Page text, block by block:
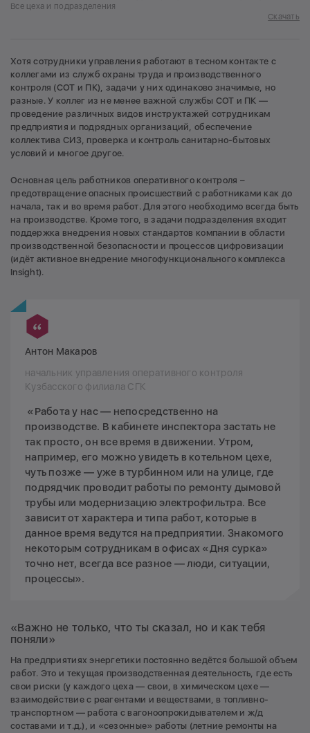
Все цеха и подразделения
Скачать
Хотя сотрудники управления работают в тесном контакте с
коллегами из служб охраны труда и производственного
контроля (СОТ и ПК), задачи у них одинаково значимые, но
разные. У коллег из не менее важной службы СОТ и ПК —
проведение различных видов инструктажей сотрудникам
предприятия и подрядных организаций, обеспечение
коллектива СИЗ, проверка и контроль санитарно-бытовых
условий и многое другое.
Основная цель работников оперативного контроля –
предотвращение опасных происшествий с работниками как до
начала, так и во время работ. Для этого необходимо всегда быть
на производстве. Кроме того, в задачи подразделения входит
поддержка внедрения новых стандартов компании в области
производственной безопасности и процессов цифровизации
(идёт активное внедрение многофункционального комплекса
Insight).
Антон Макаров
начальник управления оперативного контроля
Кузбасского филиала СГК
«Работа у нас — непосредственно на
производстве. В кабинете инспектора застать не
так просто, он все время в движении. Утром,
например, его можно увидеть в котельном цехе,
чуть позже — уже в турбинном или на улице, где
подрядчик проводит работы по ремонту дымовой
трубы или модернизацию электрофильтра. Все
зависит от характера и типа работ, которые в
данное время ведутся на предприятии. Знакомого
некоторым сотрудникам в офисах «Дня сурка»
точно нет, всегда все разное — люди, ситуации,
процессы».
«Важно не только, что ты сказал, но и как тебя
поняли»
На предприятиях энергетики постоянно ведётся большой объем
работ. Это и текущая производственная деятельность, где есть
свои риски (у каждого цеха — свои, в химическом цехе —
взаимодействие с реагентами и веществами, в топливно-
транспортном — работа с вагоноопрокидывателем и ж/д
составами и т.д.), и «сезонные» работы (летние ремонты на